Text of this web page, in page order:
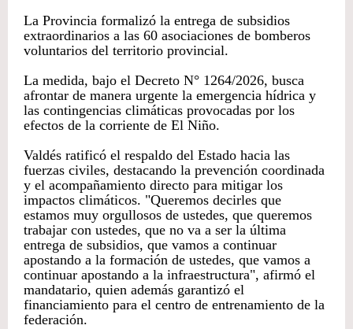
La Provincia formalizó la entrega de subsidios
extraordinarios a las 60 asociaciones de bomberos
voluntarios del territorio provincial.
La medida, bajo el Decreto N° 1264/2026, busca
afrontar de manera urgente la emergencia hídrica y
las contingencias climáticas provocadas por los
efectos de la corriente de El Niño.
Valdés ratificó el respaldo del Estado hacia las
fuerzas civiles, destacando la prevención coordinada
y el acompañamiento directo para mitigar los
impactos climáticos. "Queremos decirles que
estamos muy orgullosos de ustedes, que queremos
trabajar con ustedes, que no va a ser la última
entrega de subsidios, que vamos a continuar
apostando a la formación de ustedes, que vamos a
continuar apostando a la infraestructura", afirmó el
mandatario, quien además garantizó el
financiamiento para el centro de entrenamiento de la
federación.